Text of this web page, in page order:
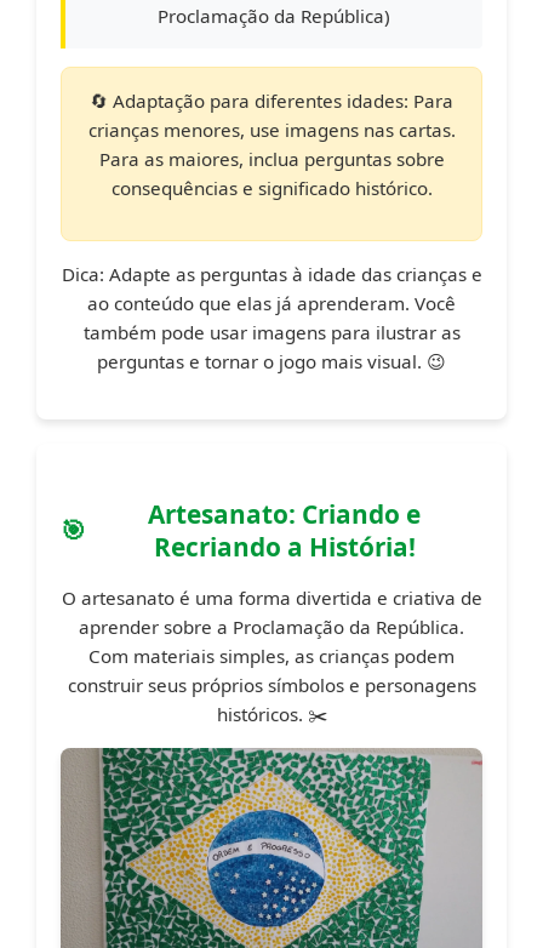
Proclamação da República)
🔄 Adaptação para diferentes idades: Para
crianças menores, use imagens nas cartas.
Para as maiores, inclua perguntas sobre
consequências e significado histórico.
Dica: Adapte as perguntas à idade das crianças e
ao conteúdo que elas já aprenderam. Você
também pode usar imagens para ilustrar as
perguntas e tornar o jogo mais visual. 😉
Artesanato: Criando e
Recriando a História!
O artesanato é uma forma divertida e criativa de
aprender sobre a Proclamação da República.
Com materiais simples, as crianças podem
construir seus próprios símbolos e personagens
históricos. ✂️